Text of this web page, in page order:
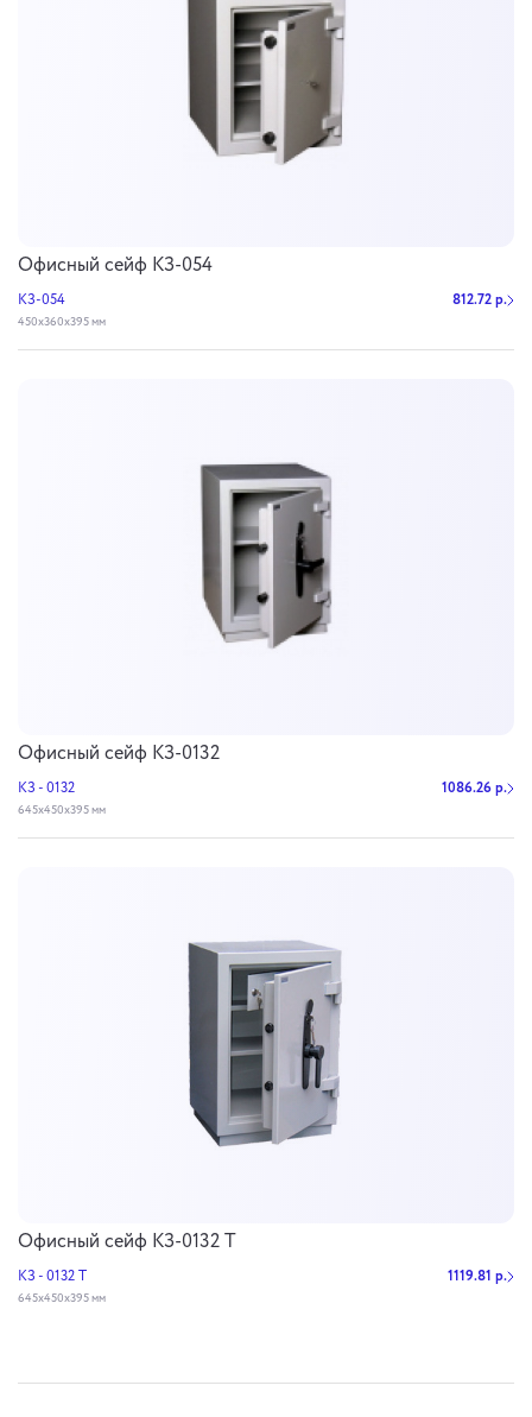
Офисный сейф КЗ-054
КЗ-054 812.72 р.
450х360х395 мм
Офисный сейф КЗ-0132
КЗ - 0132 1086.26 р.
645х450х395 мм
Офисный сейф КЗ-0132 Т
КЗ - 0132 Т 1119.81 р.
645х450х395 мм